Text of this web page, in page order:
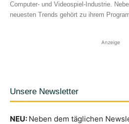
Computer- und Videospiel-Industrie.
neuesten Trends gehört zu ihrem
Anzeige
Unsere Newsletter
NEU: Neben dem täglichen